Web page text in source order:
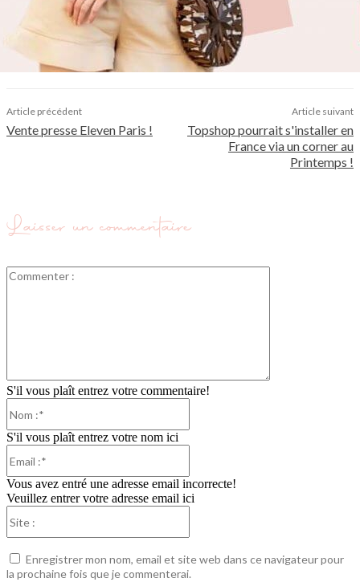
Article précédent
Vente presse Eleven Paris !
Article suivant
Topshop pourrait s'installer en
France via un corner au
Printemps !
Laisser un commentaire
S'il vous plaît entrez votre commentaire!
S'il vous plaît entrez votre nom ici
Vous avez entré une adresse email incorrecte!
Veuillez entrer votre adresse email ici
Enregistrer mon nom, email et site web dans ce navigateur pour
la prochaine fois que je commenterai.